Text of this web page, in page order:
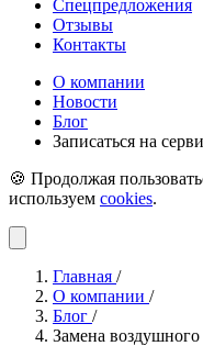
Спецпредложения
Отзывы
Контакты
О компании
Новости
Блог
Записаться на
🍪 Продолжая
используем cookies.
Главная /
О компании /
Блог /
Замена